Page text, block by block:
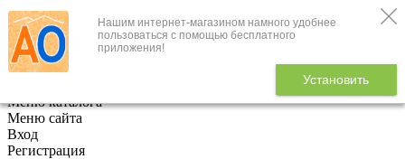
Нашим интернет-магазином намного удобнее
пользоваться с помощью бесплатного
приложения!
Установить
+7 (495) 646-888-1
В корзине
Меню каталога
Меню сайта
Вход
Регистрация